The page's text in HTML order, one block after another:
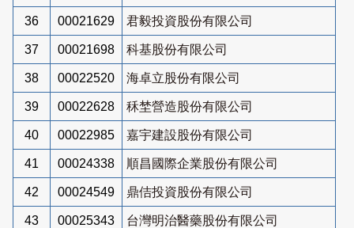
36 00021629 君毅投資股份有限公司
37 00021698 科基股份有限公司
38 00022520 海卓立股份有限公司
39 00022628 秝埜營造股份有限公司
40 00022985 嘉宇建設股份有限公司
41 00024338 順昌國際企業股份有限公司
42 00024549 鼎佶投資股份有限公司
43 00025343 台灣明治醫藥股份有限公司